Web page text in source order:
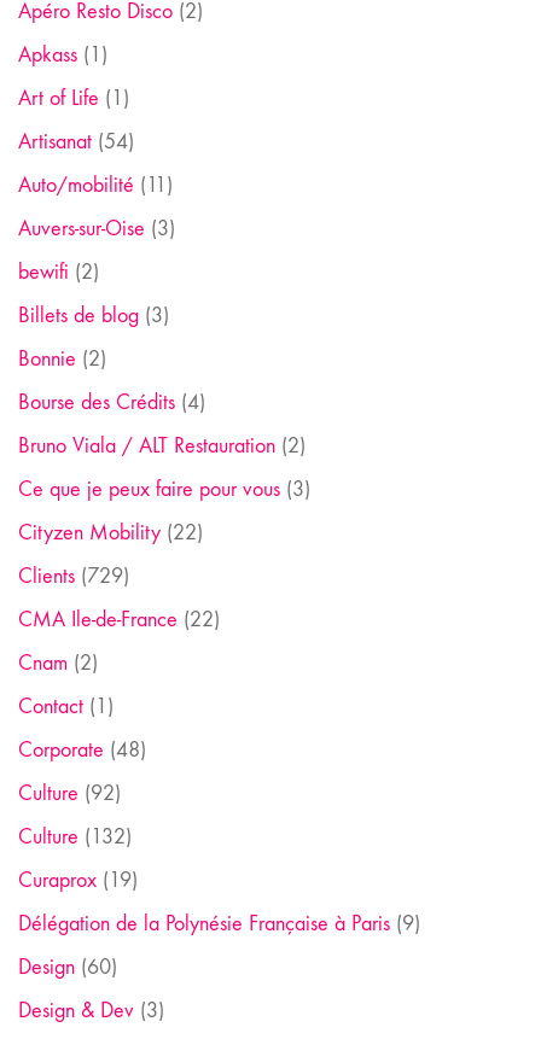
Apéro Resto Disco (2)
Apkass (1)
Art of Life (1)
Artisanat (54)
Auto/mobilité (11)
Auvers-sur-Oise (3)
bewifi (2)
Billets de blog (3)
Bonnie (2)
Bourse des Crédits (4)
Bruno Viala / ALT Restauration (2)
Ce que je peux faire pour vous (3)
Cityzen Mobility (22)
Clients (729)
CMA Ile-de-France (22)
Cnam (2)
Contact (1)
Corporate (48)
Culture (92)
Culture (132)
Curaprox (19)
Délégation de la Polynésie Française à Paris (9)
Design (60)
Design & Dev (3)